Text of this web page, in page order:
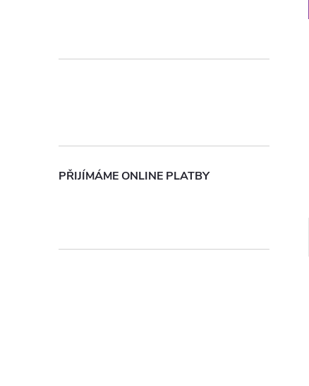
p
e
PŘIJÍMÁME ONLINE PLATBY